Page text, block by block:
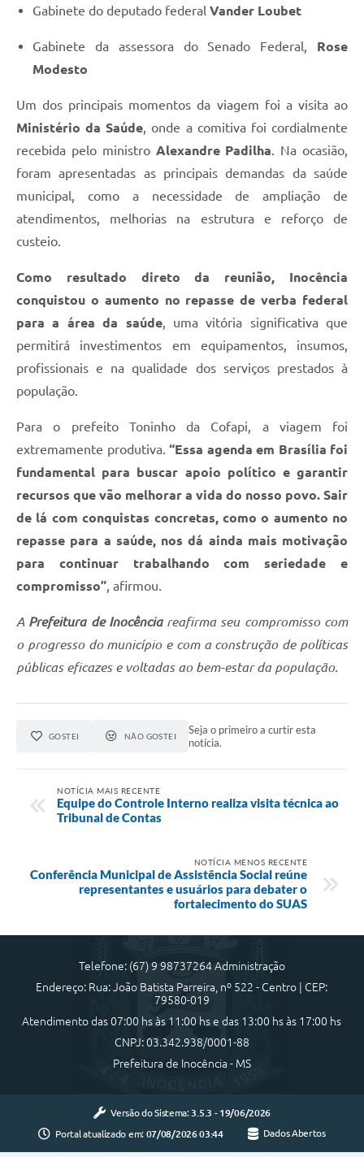
Gabinete do deputado federal Vander Loubet
Gabinete da assessora do Senado Federal, Rose
Modesto
Um dos principais momentos da viagem foi a visita ao
Ministério da Saúde , onde a comitiva foi cordialmente
recebida pelo ministro Alexandre Padilha . Na ocasião,
foram apresentadas as principais demandas da saúde
municipal, como a necessidade de ampliação de
atendimentos, melhorias na estrutura e reforço de
custeio.
Como resultado direto da reunião, Inocência
conquistou o aumento no repasse de verba federal
para a área da saúde, uma vitória significativa que
permitirá investimentos em equipamentos, insumos,
profissionais e na qualidade dos serviços prestados à
população.
Para o prefeito Toninho da Cofapi, a viagem foi
extremamente produtiva. “Essa agenda em Brasília foi
fundamental para buscar apoio político e garantir
recursos que vão melhorar a vida do nosso povo. Sair
de lá com conquistas concretas, como o aumento no
repasse para a saúde, nos dá ainda mais motivação
para continuar trabalhando com seriedade e
compromisso” , afirmou.
A Prefeitura de Inocênciareafirma seu compromisso com
o progresso do município e com a construção de políticas
públicas eficazes e voltadas ao bem-estar da população.
GOSTEI NÃO GOSTEI
Seja o primeiro a curtir esta
notícia.
NOTÍCIA MAIS RECENTE
Equipe do Controle Interno realiza visita técnica ao
Tribunal de Contas
NOTÍCIA MENOS RECENTE
Conferência Municipal de Assistência Social reúne
representantes e usuários para debater o
fortalecimento do SUAS
Telefone: (67) 9 98737264 Administração
Endereço: Rua: João Batista Parreira, nº 522 - Centro | CEP:
79580-019
Atendimento das 07:00 hs às 11:00 hs e das 13:00 hs às 17:00 hs
CNPJ: 03.342.938/0001-88
Prefeitura de Inocência - MS
Versão do Sistema: 3.5.3 - 19/06/2026
Portal atualizado em: 07/08/2026 03:44 Dados Abertos